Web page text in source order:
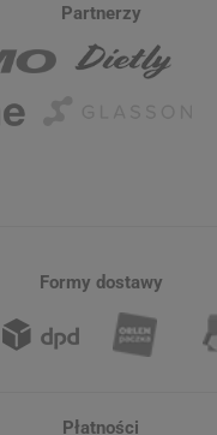
Partnerzy
Formy dostawy
Płatności